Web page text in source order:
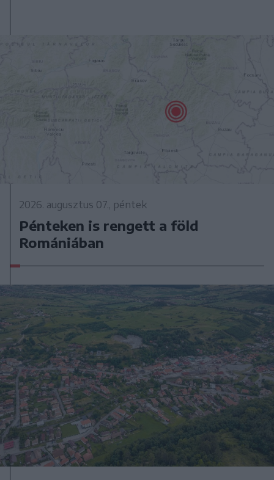
2026. augusztus 07., péntek
Pénteken is rengett a föld
Romániában